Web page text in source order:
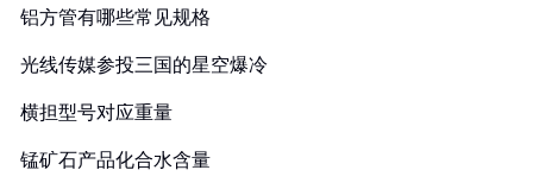
铝方管有哪些常见规格
光线传媒参投三国的星空爆冷
横担型号对应重量
锰矿石产品化合水含量